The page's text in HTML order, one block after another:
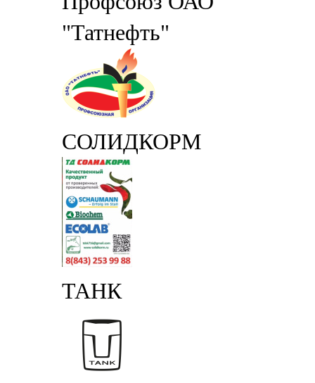
"Татнефть"
СОЛИДКОРМ
ТАНК